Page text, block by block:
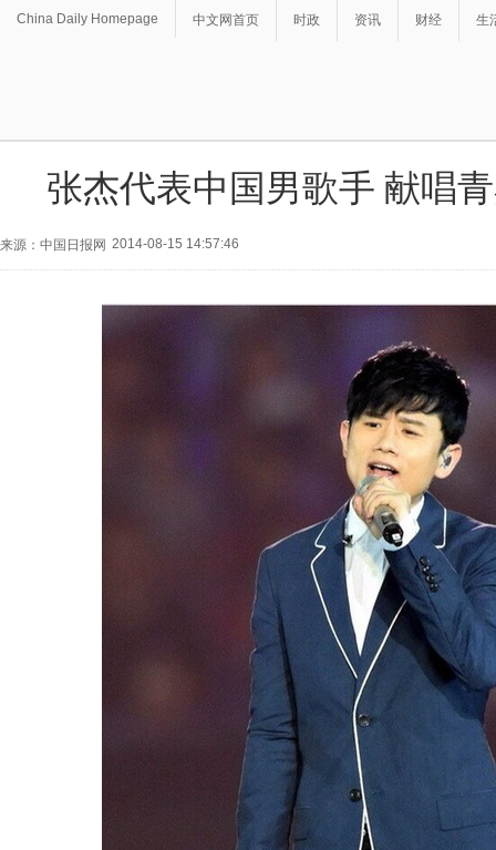
China Daily Homepage 中文网首页 时政 资讯 财经 生
张杰代表中国男歌手 献唱
来源：中国日报网 2014-08-15 14:57:46